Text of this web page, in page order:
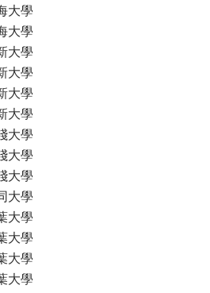
大學
大學
大學
大學
大學
大學
大學
大學
大學
大學
大學
大學
大學
大學